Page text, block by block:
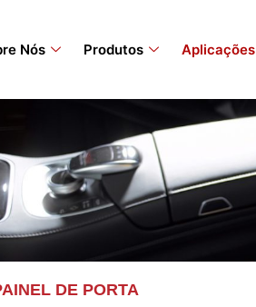
Nós Produtos Aplicações
DE PORTA